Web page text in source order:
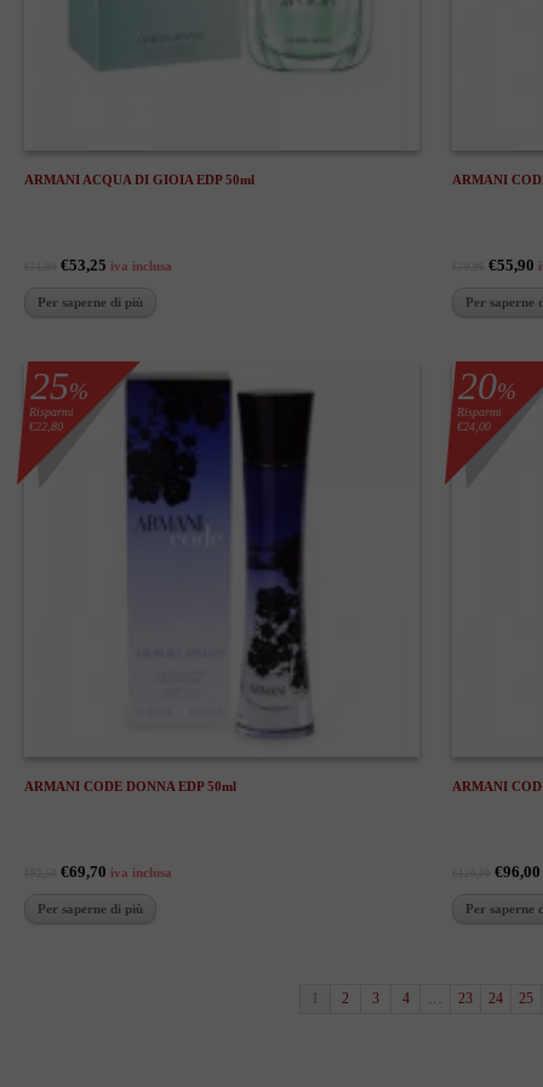
ARMANI ACQUA DI GIOIA EDP 50ml
€53,25 iva inclusa
Per saperne di più
ARMANI
€55,90
Per saperne
25%
Risparmi
€22,80
ARMANI CODE DONNA EDP 50ml
€69,70 iva inclusa
Per saperne di più
20%
Risparmi
€24,00
ARMANI
€96,00
Per saperne
1 2 3 4 23 24 25